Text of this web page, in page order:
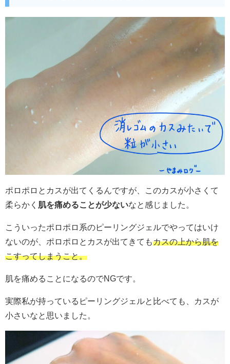
ポロポロとカスが出てくるんですが、このカスが小さくて
柔らかく 肌を痛めることが少ないなと感じました。
こういったポロポロ系のピーリングジェルでやってはいけ
ないのが、ポロポロとカスが出てきてもカスの上から肌を
こすってしまうこと。
肌を痛めることになるのでNGです。
実際私が持っているピーリングジェルと比べても、カスが
小さいなと思いました。